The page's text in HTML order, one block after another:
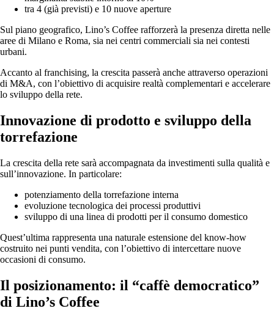
tra 4 (già previsti) e 10 nuove aperture
Sul piano geografico, Lino’s Coffee rafforzerà la presenza diretta nelle
aree di Milano e Roma, sia nei centri commerciali sia nei contesti
urbani.
Accanto al franchising, la crescita passerà anche attraverso operazioni
di M&A, con l’obiettivo di acquisire realtà complementari e accelerare
lo sviluppo della rete.
Innovazione di prodotto e sviluppo della
torrefazione
La crescita della rete sarà accompagnata da investimenti sulla qualità e
sull’innovazione. In particolare:
potenziamento della torrefazione interna
evoluzione tecnologica dei processi produttivi
sviluppo di una linea di prodotti per il consumo domestico
Quest’ultima rappresenta una naturale estensione del know-how
costruito nei punti vendita, con l’obiettivo di intercettare nuove
occasioni di consumo.
Il posizionamento: il “caffè democratico”
di Lino’s Coffee